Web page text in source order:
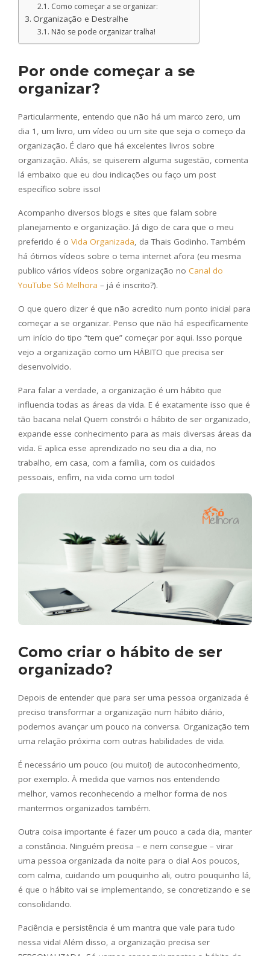
Como começar a se organizar:
Organização e Destralhe
Não se pode organizar tralha!
Por onde começar a se
organizar?
Particularmente, entendo que não há um marco zero, um
dia 1, um livro, um vídeo ou um site que seja o começo da
organização. É claro que há excelentes livros sobre
organização. Aliás, se quiserem alguma sugestão, comenta
lá embaixo que eu dou indicações ou faço um post
específico sobre isso!
Acompanho diversos blogs e sites que falam sobre
planejamento e organização. Já digo de cara que o meu
preferido é o Vida Organizada, da Thais Godinho. Também
há ótimos vídeos sobre o tema internet afora (eu mesma
publico vários vídeos sobre organização no Canal do
YouTube Só Melhora – já é inscrito?).
O que quero dizer é que não acredito num ponto inicial para
começar a se organizar. Penso que não há especificamente
um início do tipo “tem que” começar por aqui. Isso porque
vejo a organização como um HÁBITO que precisa ser
desenvolvido.
Para falar a verdade, a organização é um hábito que
influencia todas as áreas da vida. E é exatamente isso que é
tão bacana nela! Quem constrói o hábito de ser organizado,
expande esse conhecimento para as mais diversas áreas da
vida. E aplica esse aprendizado no seu dia a dia, no
trabalho, em casa, com a família, com os cuidados
pessoais, enfim, na vida como um todo!
Como criar o hábito de ser
organizado?
Depois de entender que para ser uma pessoa organizada é
preciso transformar a organização num hábito diário,
podemos avançar um pouco na conversa. Organização tem
uma relação próxima com outras habilidades de vida.
É necessário um pouco (ou muito!) de autoconhecimento,
por exemplo. À medida que vamos nos entendendo
melhor, vamos reconhecendo a melhor forma de nos
mantermos organizados também.
Outra coisa importante é fazer um pouco a cada dia, manter
a constância. Ninguém precisa – e nem consegue – virar
uma pessoa organizada da noite para o dia! Aos poucos,
com calma, cuidando um pouquinho ali, outro pouquinho lá,
é que o hábito vai se implementando, se concretizando e se
consolidando.
Paciência e persistência é um mantra que vale para tudo
nessa vida! Além disso, a organização precisa ser